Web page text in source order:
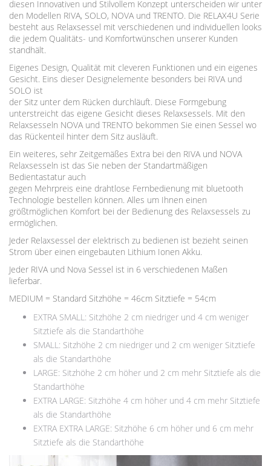
diesen Innovativen und Stilvollem Konzept unterscheiden wir unter
den Modellen RIVA, SOLO, NOVA und TRENTO. Die RELAX4U Serie
besteht aus Relaxsessel mit verschiedenen und individuellen looks
die jedem Qualitäts- und Komfortwünschen unserer Kunden
standhält.
Eigenes Design, Qualität mit cleveren Funktionen und ein eigenes
Gesicht. Eins dieser Designelemente besonders bei RIVA und
SOLO ist
der Sitz unter dem Rücken durchläuft. Diese Formgebung
unterstreicht das eigene Gesicht dieses Relaxsessels. Mit den
Relaxsesseln NOVA und TRENTO bekommen Sie einen Sessel wo
das Rückenteil hinter dem Sitz ausläuft.
Ein weiteres, sehr Zeitgemäßes Extra bei den RIVA und NOVA
Relaxsesseln ist das Sie neben der Standartmäßigen
Bedientastatur auch
gegen Mehrpreis eine drahtlose Fernbedienung mit bluetooth
Technologie bestellen können. Alles um Ihnen einen
größtmöglichen Komfort bei der Bedienung des Relaxsessels zu
ermöglichen.
Jeder Relaxsessel der elektrisch zu bedienen ist bezieht seinen
Strom über einen eingebauten Lithium Ionen Akku.
Jeder RIVA und Nova Sessel ist in 6 verschiedenen Maßen
lieferbar.
MEDIUM = Standard Sitzhöhe = 46cm Sitztiefe = 54cm
EXTRA SMALL: Sitzhöhe 2 cm niedriger und 4 cm weniger
Sitztiefe als die Standarthöhe
SMALL: Sitzhöhe 2 cm niedriger und 2 cm weniger Sitztiefe
als die Standarthöhe
LARGE: Sitzhöhe 2 cm höher und 2 cm mehr Sitztiefe als die
Standarthöhe
EXTRA LARGE: Sitzhöhe 4 cm höher und 4 cm mehr Sitztiefe
als die Standarthöhe
EXTRA EXTRA LARGE: Sitzhöhe 6 cm höher und 6 cm mehr
Sitztiefe als die Standarthöhe